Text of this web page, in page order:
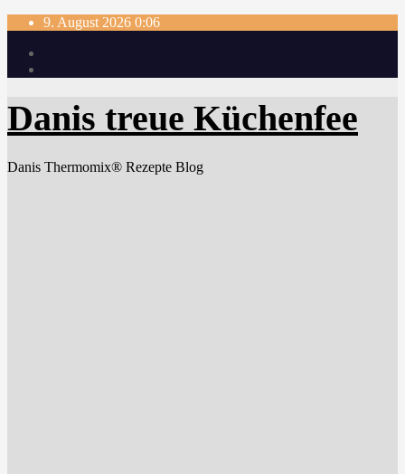
Skip
content
9. August 2026 0:06
Danis treue Küchenfee
Danis Thermomix® Rezepte Blog